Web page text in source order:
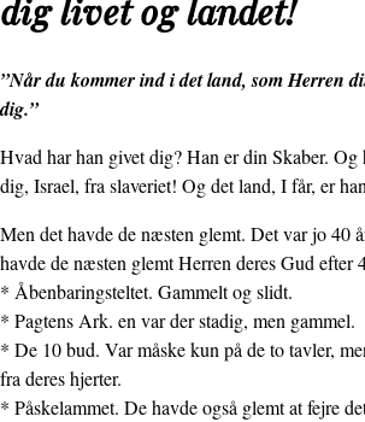
dig livet og landet!
”Når du kommer ind i det land, som Herren
dig.”
Hvad har han givet dig? Han er din Skaber. Og
dig, Israel, fra slaveriet! Og det land, I får, er
Men det havde de næsten glemt. Det var jo 40
havde de næsten glemt Herren deres Gud efter
* Åbenbaringsteltet. Gammelt og slidt.
* Pagtens Ark. en var der stadig, men gammel.
* De 10 bud. Var måske kun på de to tavler,
fra deres hjerter.
* Påskelammet. De havde også glemt at fejre